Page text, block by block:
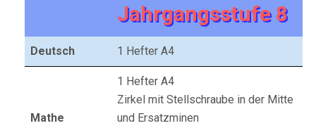
Jahrgangsstufe 8
Deutsch 1 Hefter A4
Mathe
1 Hefter A4
Zirkel mit Stellschraube in der Mitte
und Ersatzminen